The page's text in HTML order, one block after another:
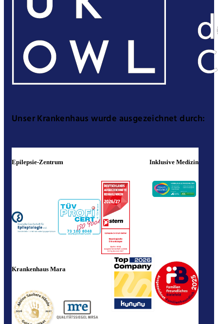
Unser Krankenhaus wurde ausgezeichnet durch:
Epilepsie-Zentrum Inklusive Medizin
Krankenhaus Mara